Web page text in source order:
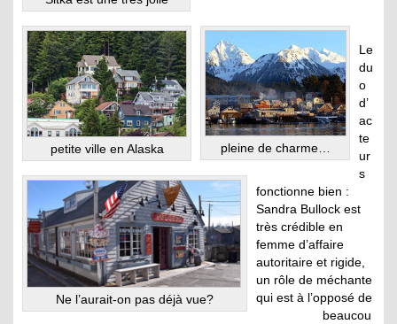
petite ville en Alaska pleine de charme…
Ne l’aurait-on pas déjà vue?
Le
du
o
d’
ac
te
ur
s
fonctionne bien :
Sandra Bullock est
très crédible en
femme d’affaire
autoritaire et rigide,
un rôle de méchante
qui est à l’opposé de
beaucou